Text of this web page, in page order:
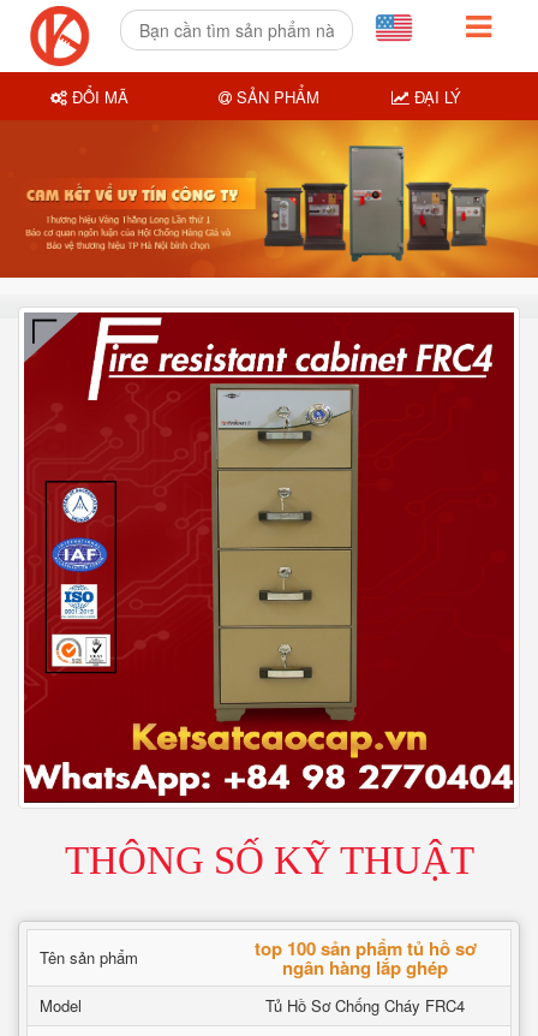
THÔNG SỐ KỸ THUẬT
Tên sản phẩm top 100 sản phẩm tủ hồ sơ
ngân hàng lắp ghép
Model
Tủ Hồ Sơ Chống Cháy FRC4
ĐỔI MÃ SẢN PHẨM ĐẠI LÝ